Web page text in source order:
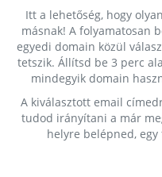
Itt a lehetőség, hogy
másnak! A folyamatosan
egyedi domain közül
tetszik. Állítsd be 3 perc
mindegyik domain
A kiválasztott email
tudod irányítani a már
helyre belépned,